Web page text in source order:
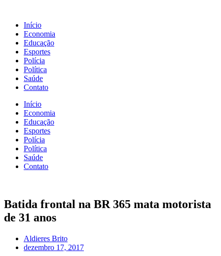
Início
Economia
Educação
Esportes
Polícia
Política
Saúde
Contato
Início
Economia
Educação
Esportes
Polícia
Política
Saúde
Contato
Batida frontal na BR 365 mata motorista
de 31 anos
Aldieres Brito
dezembro 17, 2017